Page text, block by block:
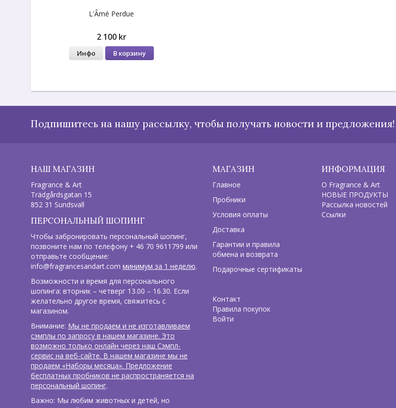
L'Âmé Perdue
2 100 kr
Инфо В корзину
Подпишитесь на нашу рассылку, чтобы получать новости и предложения!
НАШ МАГАЗИН
Fragrance & Art
Trädgårdsgatan 15
852 31 Sundsvall
ПЕРСОНАЛЬНЫЙ ШОПИНГ
Чтобы забронировать персональный шопинг,
позвоните нам по телефону + 46 70 9611799 или
отправьте сообщение:
info@fragrancesandart.com минимум за 1 неделю.
Возможности и время для персонального
шопинга: вторник – четверг 13.00 – 16.30. Если
желательно другое время, свяжитесь с
магазином.
Внимание: Мы не продаем и не изготавливаем
сэмплы по запросу в нашем магазине. Это
возможно только онлайн через наш Сэмпл-
сервис на веб-сайте. В нашем магазине мы не
продаем «Наборы месяца». Предложение
бесплатных пробников не распространяется на
персональный шопинг.
Важно: Мы любим животных и детей, но
МАГАЗИН
Главное
Пробники
Условия оплаты
Доставка
Гарантии и правила
обмена и возврата
Подарочные сертификаты
Контакт
Правила покупок
Войти
ИНФОРМАЦИЯ
О Fragrance & Art
НОВЫЕ ПРОДУКТЫ
Рассылка новостей
Ссылки